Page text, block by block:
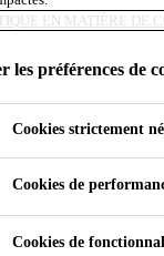
EN MATIÈRE DE
les préférences de
Cookies strictement
Cookies de
Cookies de